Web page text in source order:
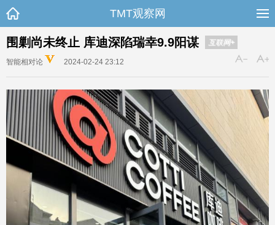
TMT观察网
围剿尚未终止 库迪深陷瑞幸9.9阳谋 互联网+
智能相对论 2024-02-24 23:12